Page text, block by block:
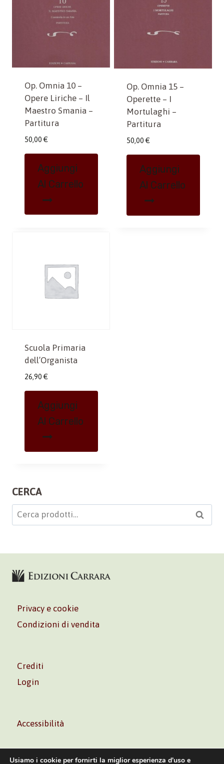
Op. Omnia 10 –
Opere Liriche – Il
Maestro Smania –
Partitura
50,00 €
Aggiungi
Al Carrello
Op. Omnia 15 –
Operette – I
Mortulaghi –
Partitura
50,00 €
Aggiungi
Al Carrello
Scuola Primaria
dell’Organista
26,90 €
Aggiungi
Al Carrello
CERCA
Cerca: Cerca
Privacy e cookie
Condizioni di vendita
Crediti
Login
Accessibilità
Usiamo i cookie per fornirti la miglior esperienza d'uso e